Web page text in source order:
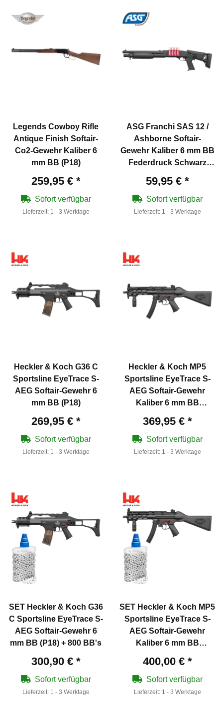
Legends Cowboy Rifle
Antique Finish Softair-
Co2-Gewehr Kaliber 6
mm BB (P18)
259,95 € *
Sofort verfügbar
Lieferzeit: 1 - 3 Werktage
ASG Franchi SAS 12 /
Ashborne Softair-
Gewehr Kaliber 6 mm BB
Federdruck Schwarz
59,95 € *
Sofort verfügbar
Lieferzeit: 1 - 3 Werktage
Heckler & Koch G36 C
Sportsline EyeTrace S-
AEG Softair-Gewehr 6
mm BB (P18)
269,95 € *
Sofort verfügbar
Lieferzeit: 1 - 3 Werktage
Heckler & Koch MP5
Sportsline EyeTrace S-
AEG Softair-Gewehr
Kaliber 6 mm BB
369,95 € *
Sofort verfügbar
Lieferzeit: 1 - 3 Werktage
SET Heckler & Koch G36
C Sportsline EyeTrace S-
AEG Softair-Gewehr 6
mm BB (P18) + 800 BB's
300,90 € *
Sofort verfügbar
Lieferzeit: 1 - 3 Werktage
SET Heckler & Koch MP5
Sportsline EyeTrace S-
AEG Softair-Gewehr
Kaliber 6 mm BB
BB's
400,00 € *
Sofort verfügbar
Lieferzeit: 1 - 3 Werktage